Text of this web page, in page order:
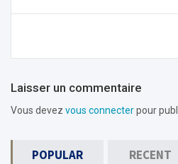
Laisser un commentaire
Vous devez vous connecterpour
POPULAR RECENT